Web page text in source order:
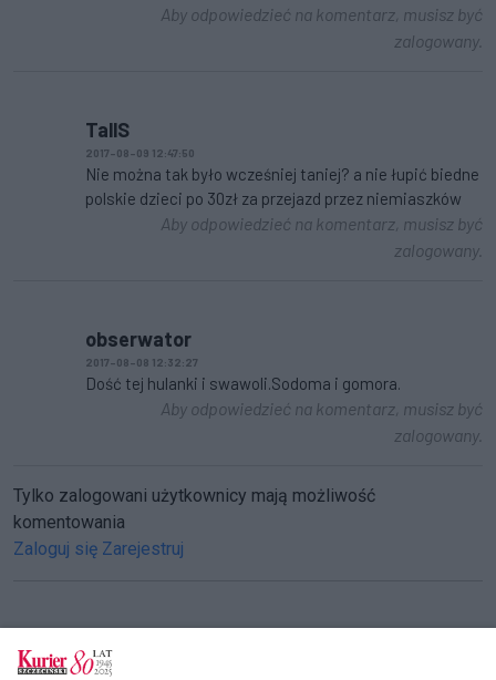
Aby odpowiedzieć na komentarz, musisz być
zalogowany.
TallS
2017-08-09 12:47:50
Nie można tak było wcześniej taniej? a nie łupić biedne
polskie dzieci po 30zł za przejazd przez niemiaszków
Aby odpowiedzieć na komentarz, musisz być
zalogowany.
obserwator
2017-08-08 12:32:27
Dość tej hulanki i swawoli.Sodoma i gomora.
Aby odpowiedzieć na komentarz, musisz być
zalogowany.
Tylko zalogowani użytkownicy mają możliwość
komentowania
Zaloguj się Zarejestruj
CZYTAJ TAKŻE